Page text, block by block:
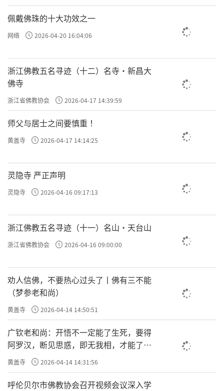
佩戴佛珠的十大功效之一
网络 2026-04-20 16:04:06
浙江佛教五名寻迹（十二）名寺·新昌大
佛寺
浙江省佛教协会 2026-04-17 14:39:59
师父与居士之间要慎重 ！
黄盖寺 2026-04-17 14:14:25
灵隐寺 严正声明
灵隐寺 2026-04-16 09:17:13
浙江佛教五名寻迹（十一）名山·天台山
浙江省佛教协会 2026-04-16 09:00:00
劝人信佛，不要热心过头了丨佛有三不能
（梦参老和尚）
黄盖寺 2026-04-14 14:50:51
广钦老和尚：开悟不一定能了生死，要得
阿罗汉，断见思惑，即无我相，才能了生
死
黄盖寺 2026-04-14 14:31:56
呼伦贝尔市佛教协会召开视频会议深入学